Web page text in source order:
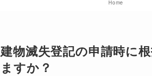
Home
建物滅失登記の申請時に
ますか？